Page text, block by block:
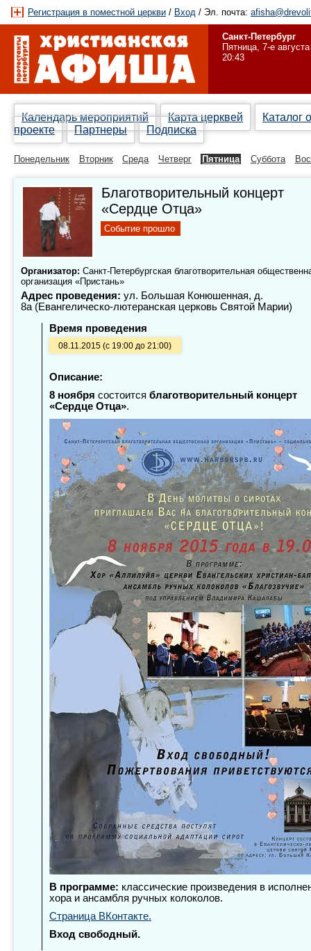
Регистрация в поместной церкви / Вход / Эл. почта:
Санкт-Петербург
Пятница, 7-е августа
20:43
Календарь мероприятий Карта церквей
Каталог
проекте
Партнеры Подписка
Понедельник Вторник Среда Четверг Пятница Суббота
Благотворительный концерт
«Сердце Отца»
Событие прошло
Организатор: Санкт-Петербургская благотворительная
организация «Пристань»
Адрес проведения: ул. Большая Конюшенная, д.
8а (Евангелическо-лютеранская церковь Святой Марии)
Время проведения
08.11.2015 (с 19:00 до 21:00)
Описание:
8 ноября состоится благотворительный концерт
«Сердце Отца».
В программе: классические произведения в
хора и ансамбля ручных колоколов.
Страница ВКонтакте.
Вход свободный.